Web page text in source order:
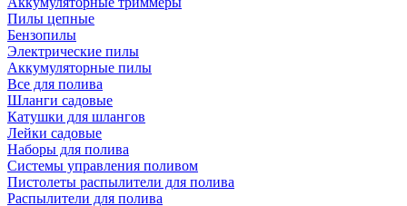
Пилы цепные
Бензопилы
Электрические пилы
Аккумуляторные пилы
Все для полива
Шланги садовые
Катушки для шлангов
Лейки садовые
Наборы для полива
Системы управления поливом
Пистолеты распылители для полива
Распылители для полива